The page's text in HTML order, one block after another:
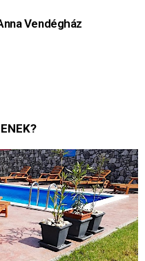
Vendégház